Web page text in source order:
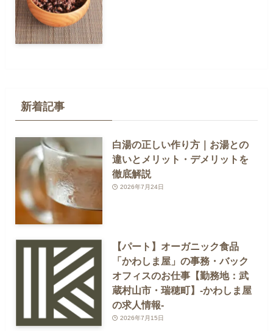
新着記事
白湯の正しい作り方｜お湯との
違いとメリット・デメリットを
徹底解説
2026年7月24日
【パート】オーガニック食品
「かわしま屋」の事務・バック
オフィスのお仕事【勤務地：武
蔵村山市・瑞穂町】-かわしま屋
の求人情報-
2026年7月15日